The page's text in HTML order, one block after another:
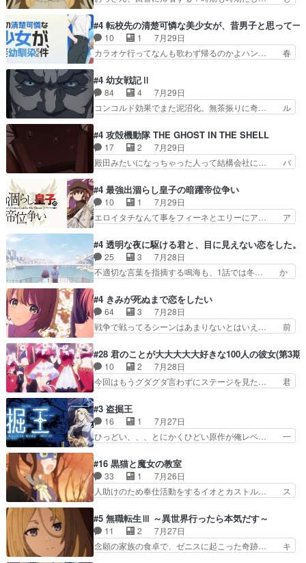
ゲー対戦よりテストの方がよっぽど… 真剣に授業
ストに向けて勉強会！美緒ちゃ… 受験勉強と戦闘
の2択なら戦闘を選ぶ娘w美… 勉強嫌いでバトル
を選ぶって、ひぐらしの沙…
れない爺さんには夢が詰まってると思う… クル
ニ、ヘンブリッツ、ミュイと一緒におっ… 帰省、
お供ヒロインはクルニ。順番的には確… 父親から
手紙が来た。サーベルボアの退治の… ここでヘン
家に帰ることに・ベリルはミュ… おっさんの親と
なるとお爺ちゃんだよね孫扱… ・ベリル、実家に
帰ることに・ベリルはミュ…
#4 転校先の清楚可憐な美少女が、昔男子と思って一
10 1
7月29日
カラオケ行ってなんも歌わず帰るのかよハン… 春
やらあの女優さんが春希のお母さんのよ… 春希ち
ゃん姫ちゃんに野菜の子も凄え可愛い… 隼人くん
のスマホを買いに行ってたけど完全… 第４話を
U-NEXTで視聴しました。視聴… スマホを買うた
見始めてたけどなんだかん… いきなりシリアス展
開ぶち込んでくるじゃん… 春希の家庭事情は複
雑。食事とか隼人が親身…
#4 幼女戦記Ⅱ
84 4
7月29日
コンコルド効果でまた泥沼化。無茶振りに奇… ル
グを更新しました!!宜しければ、是非… 計画通り
にはいかないね笑やり遂げた(ほぼ… 今回もター
ニャに不都合なことがあったりし… 白髪の男性が
語った家族を失った喪無感が、… 連邦に対して有
油を注ぐターニャの勝利軍… 犠牲を払っても良い
ならお前たちが前線へ行… 戦闘がアッサリし過ぎ
じゃない？戦争がメイ…
#4 攻殻機動隊 THE GHOST IN THE SHELL
17 2
7月29日
殿田みたいになっちゃった人って結構会社に… バ
見た目もうただのロボでしかないんだよ… 俺らの
汗拭きそりゃいやだろwwバトー＆ト… イノセン
スの元となった回だけど、ガイノイ… アダム・リ
ンクやジェイムスン(教授)型サ… アンドロイドも
センスの土台になったエピ… コミカルなのにも慣
れてきました。１話でし… ロボットの反乱は今と
なっては良くある話し…
#4 最強出涸らし皇子の暗躍帝位争い
10 1
7月29日
エロイタチなんて事をフィーネとエリーにア… ア
スターを呼ぶ笛？黒幕は狩猟祭とは関係… 平凡な
少女に見える眼鏡w眼鏡属性は持ち合… 神アニ
メ、ケテーイ！「騎士狩猟祭、前夜の… フィーネ
がアルノルトに活躍してもらいたが… 第４話を
とフィーネの２度目のデート出… マジできな臭い
ぞ帝位争い。姉からの刺客を… ふぃーねと町の様
子を見に行ったら町中で窃…
#4 透明な夜に駆ける君と、目に見えない恋をした。
25 3
7月28日
不適切な言葉を指摘する鳴海も、1話では冬… か
接していいのかわからず戸惑うかけるも… 盲目だ
と相手の表情も分からないからどう思… 今期のバ
ックナンバーみたいなOPアニメ。… 初デートで
冬月を笑わせようとする姿も冬月… 特に大きな事
を笑わせようとする姿も冬月… 3話までは主人公
がどうでもいいことでずっ… 花火購入に浅草へ…
行き当たりばったり訪問…
#4 きみが死ぬまで恋をしたい
64 3
7月28日
戦争で戦ってるシーンはあまりないとはいえ… 前
の存在で揺らぐ14クラス約束された死… ミミの
秘密をあっさり受け入れたのは拍子抜… 蘇生魔法
って下衆い国なら進退窮まったら手… 蘇生魔法ヤ
バイけどミミいなかったら詰んで… アニメオタク
うございました！アリとセイ… ごめん、そういう
話がしたい作品じゃないの… 第４話感想：その口
止め効果あるかな？ミミ…
#28 君のことが大大大大大好きな100人の彼女(第3期)
10 2
7月28日
今回はもうグダグダ言わずにステージを見た… 君
カノ版ラブライブ！？こういうのは人… 俺、みん
なのレッスン動画をDVDが焼きき… アナウンス
役で出演いたしましたみんなのア… 恋太郎ファミ
リーがガチでアイドルに挑戦！… ギャグギャグし
カノGirlfrien… 『アイドル伝説恋太郎ファミリ
ー』にて「ア… 安木路佐ウル子役で出演いたしま
したクォリ…
#3 盗掘王
16 1
7月27日
ひっどい、、、とにかくひどい原作が俺レベ… 一
美咲さんと言えば幼女！アイマスの市原… 遼河は
目的の為には人命も軽視するタイプの… 4つのス
キルが揃う。広い墓を捜索中、遼河… 村正はそん
なおどろおどろしいエピソードあ… 気持ちよくし
レベのアニメ制作を日本に奪… 予言で正体がバレ
る、もう騙し討ちは出来な… 村正の墓、アニメで
見ると一杯で怖いな。ア…
#16 黒猫と魔女の教室
33 1
7月26日
人助けのため奉仕活動をするイオとカストル… ス
とカストルの共通点は、魔法の制御が出… 椋鳥の
大群て…住民から迷惑がられてない？… キングコ
ングor進撃の巨人牡羊座のアルデ… スピカ・イ
オ・カストルという組み合わせ。… 有り余るパワ
#5 無職転生Ⅲ ～異世界行ったら本気だす～
11 2
7月27日
念願の家族の食卓で、ゼニスに起こった奇跡… キ